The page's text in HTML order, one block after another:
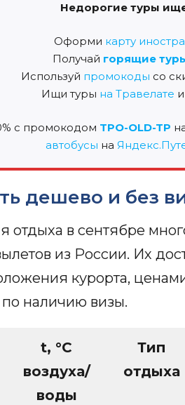
Недорогие туры
Оформи карту
Получай горящие
Используй промокоды со
Ищи туры на Травелате
с промокодом TPO-OLD-TP
автобусы на
дешево и без
отдыха в сентябре
из России. Их
курорта,
наличию визы.
t, °С
воздуха/
воды
Тип
отдыха